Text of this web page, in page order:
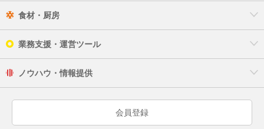
食材・厨房
業務支援・運営ツール
ノウハウ・情報提供
会員登録